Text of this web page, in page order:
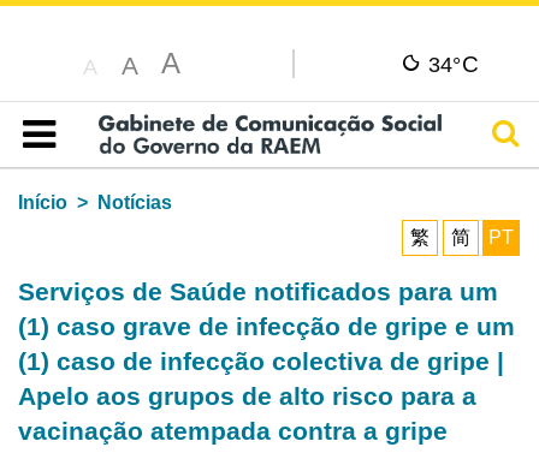
A A A 34°C
Índice
Início
Notícias
繁
简 PT
Serviços de Saúde notificados para um
(1) caso grave de infecção de gripe e um
(1) caso de infecção colectiva de gripe |
Apelo aos grupos de alto risco para a
vacinação atempada contra a gripe